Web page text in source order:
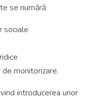
se numără:
sociale
monitorizare.
introducerea unor